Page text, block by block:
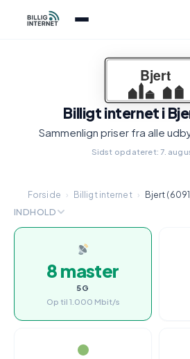
Billigt internet i
Sammenlign priser fra alle
Sidst opdateret: 7.
Forside › Billigt internet › Bjert
INDHOLD
8 master
5G
Op til 1.000 Mbit/s